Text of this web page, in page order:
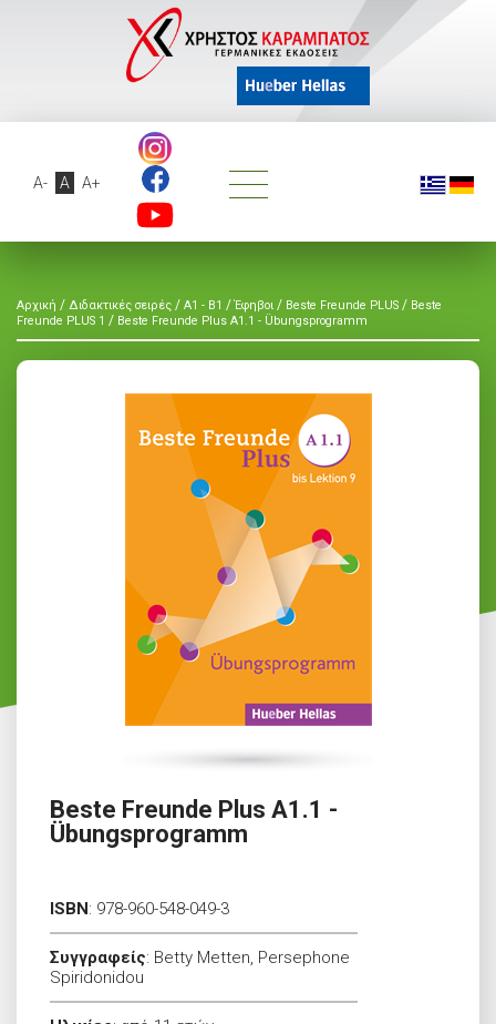
A- A A+
Αρχική / Διδακτικές σειρές / A1 - B1 / Έφηβοι / Beste Freunde PLUS / Beste
Freunde PLUS 1 / Beste Freunde Plus A1.1 - Übungsprogramm
Beste Freunde Plus A1.1 -
Übungsprogramm
ISBN: 978-960-548-049-3
Συγγραφείς: Betty Metten, Persephone
Spiridonidou